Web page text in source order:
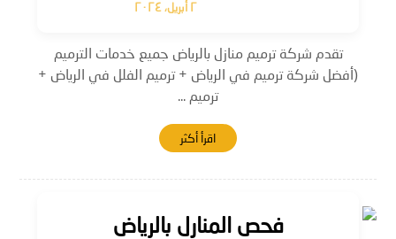
٢ أبريل، ٢٠٢٤
تقدم شركة ترميم منازل بالرياض جميع خدمات الترميم
(أفضل شركة ترميم في الرياض + ترميم الفلل في الرياض +
ترميم ...
اقرأ أكثر
فحص المنارل بالرياض